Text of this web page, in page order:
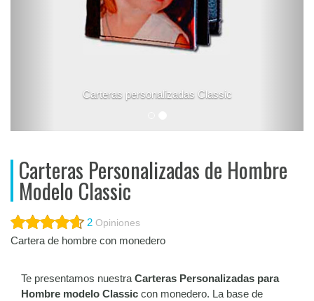
Carteras personalizadas Classic
Carteras Personalizadas de Hombre
Modelo Classic
2 Opiniones
Cartera de hombre con monedero
Te presentamos nuestraCarteras Personalizadas para
Hombre modelo Classic con monedero. La base de